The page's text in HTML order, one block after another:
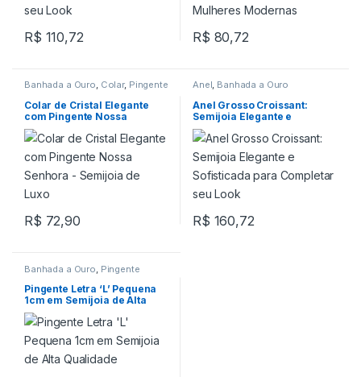
R$ 110,72 R$ 80,72
Banhada a Ouro, Colar, Pingente
Colar de Cristal Elegante
com Pingente Nossa
Senhora – Semijoia de Luxo
R$ 72,90
Anel, Banhada a Ouro
Anel Grosso Croissant:
Semijoia Elegante e
Sofisticada para Completar
seu Look
R$ 160,72
Banhada a Ouro, Pingente
Pingente Letra ‘L’ Pequena
1cm em Semijoia de Alta
Qualidade